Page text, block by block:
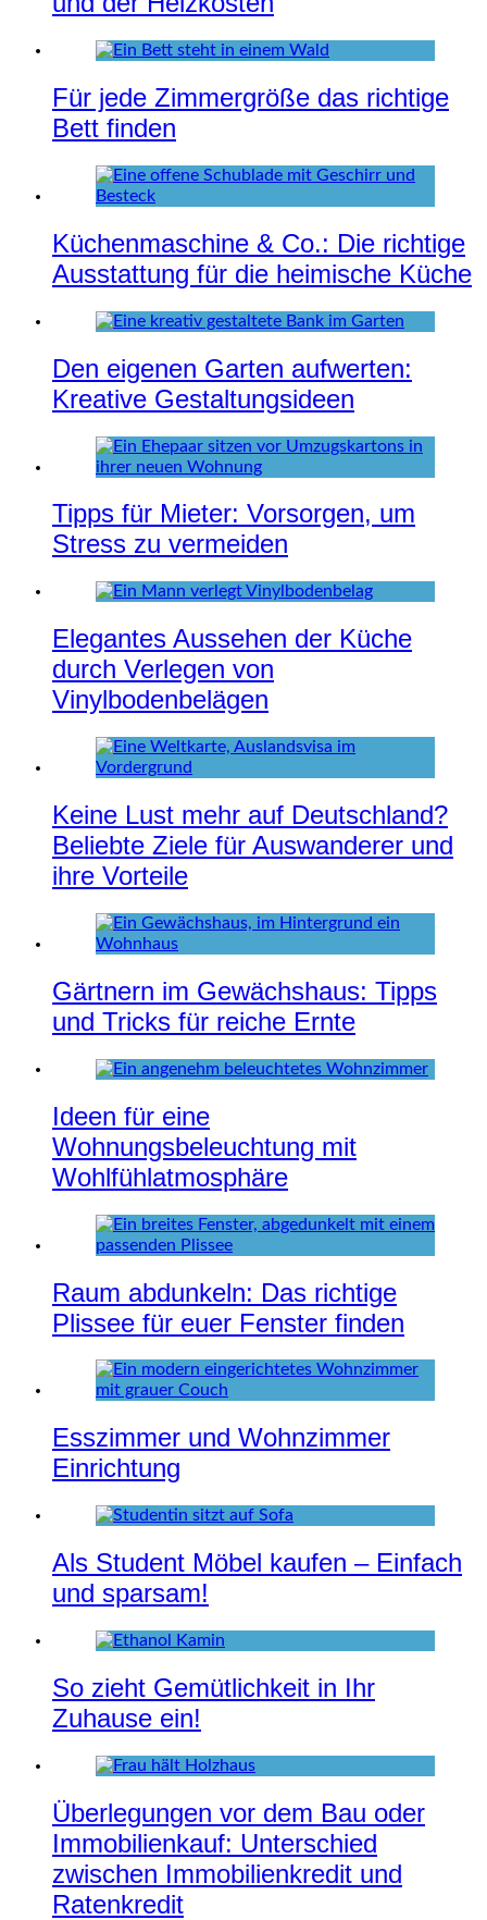
Für jede Zimmergröße das richtige
Bett finden
Küchenmaschine & Co.: Die richtige
Ausstattung für die heimische Küche
Den eigenen Garten aufwerten:
Kreative Gestaltungsideen
Tipps für Mieter: Vorsorgen, um
Stress zu vermeiden
Elegantes Aussehen der Küche
durch Verlegen von
Vinylbodenbelägen
Keine Lust mehr auf Deutschland?
Beliebte Ziele für Auswanderer und
ihre Vorteile
Gärtnern im Gewächshaus: Tipps
und Tricks für reiche Ernte
Ideen für eine
Wohnungsbeleuchtung mit
Wohlfühlatmosphäre
Raum abdunkeln: Das richtige
Plissee für euer Fenster finden
Esszimmer und Wohnzimmer
Einrichtung
Als Student Möbel kaufen – Einfach
und sparsam!
So zieht Gemütlichkeit in Ihr
Zuhause ein!
Überlegungen vor dem Bau oder
Immobilienkauf: Unterschied
zwischen Immobilienkredit und
Ratenkredit